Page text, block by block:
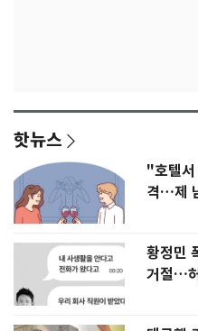
핫뉴스
"호텔서
격…제
황정민
거절…